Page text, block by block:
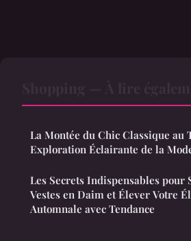
La Montée du Chic Classique au
Exploration Éclairante de la
Les Secrets Indispensables pour
Vestes en Daim et Élever Votre
Automnale avec Tendance